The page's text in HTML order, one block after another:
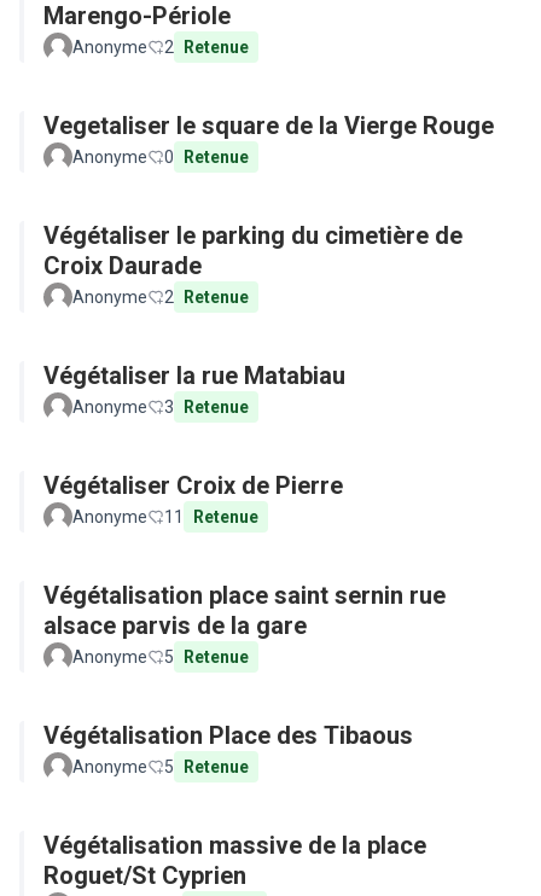
Marengo-Périole
Anonyme 2 Retenue
Vegetaliser le square de la Vierge Rouge
Anonyme 0 Retenue
Végétaliser le parking du cimetière de
Croix Daurade
Anonyme 2 Retenue
Végétaliser la rue Matabiau
Anonyme 3 Retenue
Végétaliser Croix de Pierre
Anonyme 11 Retenue
Végétalisation place saint sernin rue
alsace parvis de la gare
Anonyme 5 Retenue
Végétalisation Place des Tibaous
Anonyme 5 Retenue
Végétalisation massive de la place
Roguet/St Cyprien